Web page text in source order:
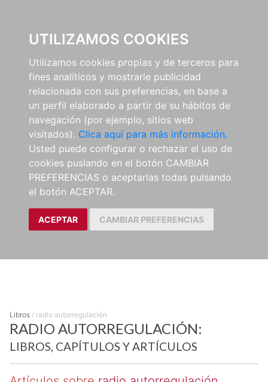
UTILIZAMOS COOKIES
Utilizamos cookies propias y de terceros para
fines analíticos y mostrarle publicidad
relacionada con sus preferencias, en base a
un perfil elaborado a partir de su hábitos de
navegación (por ejemplo, sitios web
visitados). Clica aquí para más información.
Usted puede configurar o rechazar el uso de
cookies puslando en el botón CAMBIAR
PREFERENCIAS o aceptarlas todas pulsando
el botón ACEPTAR.
ACEPTAR CAMBIAR PREFERENCIAS
Libros / radio autorregulación
RADIO AUTORREGULACIÓN:
LIBROS, CAPÍTULOS Y ARTÍCULOS